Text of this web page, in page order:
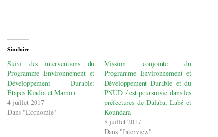
Similaire
Suivi des interventions du
Programme Environnement et
Développement Durable:
Etapes Kindia et Mamou
4 juillet 2017
Dans "Economie"
Mission conjointe du
Programme Environnement et
Développement Durable et du
PNUD s’est poursuivie dans les
préfectures de Dalaba, Labé et
Koundara
8 juillet 2017
Dans "Interview"